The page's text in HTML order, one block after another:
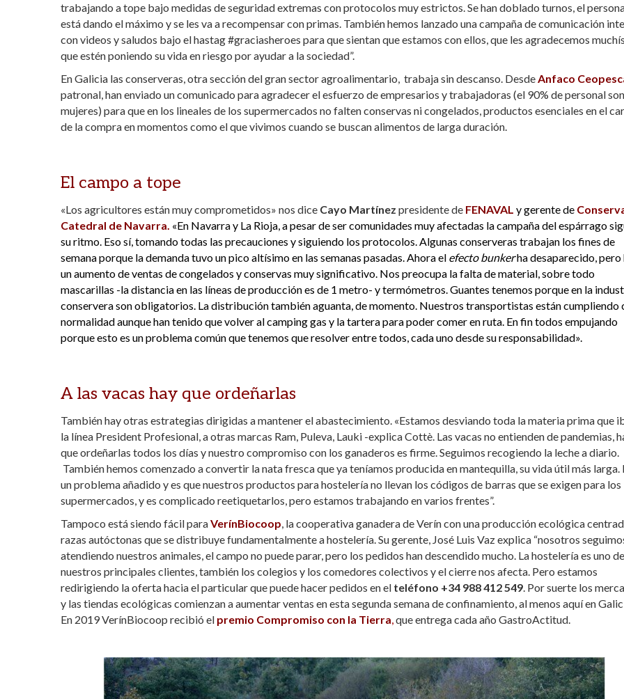
trabajando a tope bajo medidas de seguridad extremas con protocolos muy estrictos. Se han doblado turnos, el
está dando el máximo y se les va a recompensar con primas. También hemos lanzado una campaña de comunicación
con videos y saludos bajo el hastag #graciasheroes para que sientan que estamos con ellos, que les agradecemos
que estén poniendo su vida en riesgo por ayudar a la sociedad”.
En Galicia las conserveras, otra sección del gran sector agroalimentario, trabaja sin descanso. DesdeAnfaco
patronal, han enviado un comunicado para agradecer el esfuerzo de empresarios y trabajadoras (el 90% de personal son
mujeres) para que en los lineales de los supermercados no falten conservas ni congelados, productos esenciales en el
de la compra en momentos como el que vivimos cuando se buscan alimentos de larga duración.
El campo a tope
«Los agricultores están muy comprometidos» nos dice Cayo Martínez presidente de FENAVAL y gerente de
Catedral de Navarra. «En Navarra y La Rioja, a pesar de ser comunidades muy afectadas la campaña del espárrago
su ritmo. Eso sí, tomando todas las precauciones y siguiendo los protocolos. Algunas conserveras trabajan los fines de
semana porque la demanda tuvo un pico altísimo en las semanas pasadas. Ahora el efecto bunkerha desaparecido, pero
un aumento de ventas de congelados y conservas muy significativo. Nos preocupa la falta de material, sobre todo
mascarillas -la distancia en las líneas de producción es de 1 metro- y termómetros. Guantes tenemos porque en la
conservera son obligatorios. La distribución también aguanta, de momento. Nuestros transportistas están cumpliendo
normalidad aunque han tenido que volver al camping gas y la tartera para poder comer en ruta. En fin todos empujando
porque esto es un problema común que tenemos que resolver entre todos, cada uno desde su responsabilidad».
A las vacas hay que ordeñarlas
También hay otras estrategias dirigidas a mantener el abastecimiento. «Estamos desviando toda la materia prima que
la línea President Profesional, a otras marcas Ram, Puleva, Lauki -explica Cottè. Las vacas no entienden de pandemias,
que ordeñarlas todos los días y nuestro compromiso con los ganaderos es firme. Seguimos recogiendo la leche a diario.
También hemos comenzado a convertir la nata fresca que ya teníamos producida en mantequilla, su vida útil más larga.
un problema añadido y es que nuestros productos para hostelería no llevan los códigos de barras que se exigen para los
supermercados, y es complicado reetiquetarlos, pero estamos trabajando en varios frentes”.
Tampoco está siendo fácil paraVerínBiocoop, la cooperativa ganadera de Verín con una producción ecológica
razas autóctonas que se distribuye fundamentalmente a hostelería. Su gerente, José Luis Vaz explica “nosotros
atendiendo nuestros animales, el campo no puede parar, pero los pedidos han descendido mucho. La hostelería es uno de
nuestros principales clientes, también los colegios y los comedores colectivos y el cierre nos afecta. Pero estamos
redirigiendo la oferta hacia el particular que puede hacer pedidos en el teléfono +34 988 412 549. Por suerte los
y las tiendas ecológicas comienzan a aumentar ventas en esta segunda semana de confinamiento, al menos aquí en
En 2019 VerínBiocoop recibió el premio Compromiso con la Tierra,que entrega cada año GastroActitud.